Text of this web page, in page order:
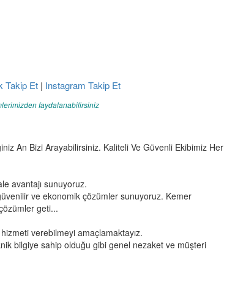
Takip Et| Instagram Takip Et
faydalanabilirsiniz
An Bizi Arayabilirsiniz. Kaliteli Ve Güvenli Ekibimiz Her
avantajı sunuyoruz.
ve ekonomik çözümler sunuyoruz. Kemer
geti...
verebilmeyi amaçlamaktayız.
bilgiye sahip olduğu gibi genel nezaket ve müşteri